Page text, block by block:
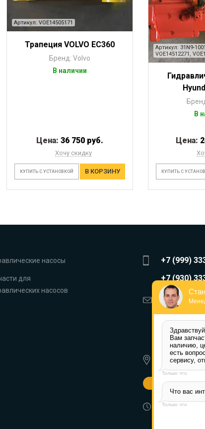
Артикул: VOE14505171
Трапеция VOLVO EC360
Бренд: Volvo
В наличии
Цена: 36 750 руб.
Хочу скидку
КУПИТЬ С УСТАНОВКОЙ В КОРЗИНУ
Артикул: 31N9-
VOE14512271,
В
Цена:
КУПИТЬ С
насосы
для
насосов
+7 (999)
+7 (930)
reductor-
620010, г.
Альпинистов
Пн-Пт: 8:30-
Вам
наличию,
есть
сервису,
Только что
Что вас
Только что